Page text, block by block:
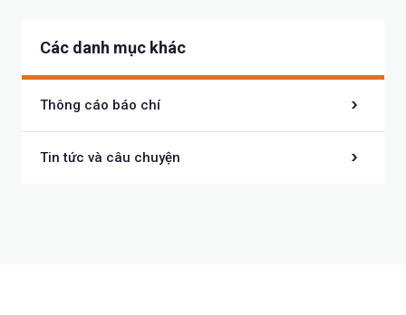
Các danh mục khác
Thông cáo báo chí
Tin tức và câu chuyện